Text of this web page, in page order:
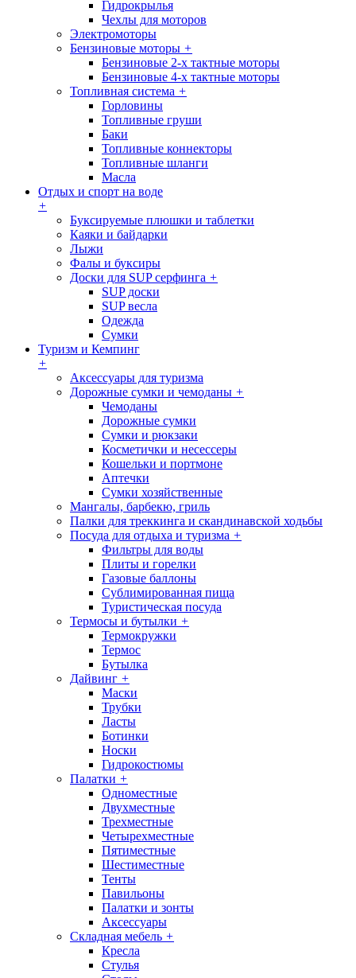
Гидрокрылья
Чехлы для моторов
Электромоторы
Бензиновые моторы +
Бензиновые 2-х тактные моторы
Бензиновые 4-х тактные моторы
Топливная система +
Горловины
Топливные груши
Баки
Топливные коннекторы
Топливные шланги
Масла
Отдых и спорт на воде
+
Буксируемые плюшки и таблетки
Каяки и байдарки
Лыжи
Фалы и буксиры
Доски для SUP серфинга +
SUP доски
SUP весла
Одежда
Сумки
Туризм и Кемпинг
+
Аксессуары для туризма
Дорожные сумки и чемоданы +
Чемоданы
Дорожные сумки
Сумки и рюкзаки
Косметички и несессеры
Кошельки и портмоне
Аптечки
Сумки хозяйственные
Мангалы, барбекю, гриль
Палки для треккинга и скандинавской ходьбы
Посуда для отдыха и туризма +
Фильтры для воды
Плиты и горелки
Газовые баллоны
Сублимированная пища
Туристическая посуда
Термосы и бутылки +
Термокружки
Термос
Бутылка
Дайвинг +
Маски
Трубки
Ласты
Ботинки
Носки
Гидрокостюмы
Палатки +
Одноместные
Двухместные
Трехместные
Четырехместные
Пятиместные
Шестиместные
Тенты
Павильоны
Палатки и зонты
Аксессуары
Складная мебель +
Кресла
Стулья